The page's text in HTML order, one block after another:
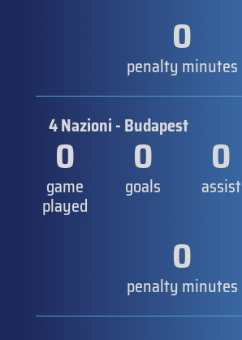
0
penalty minutes
4 Nazioni - Budapest
0
game
played
0
goals
0
assist
0
penalty minutes